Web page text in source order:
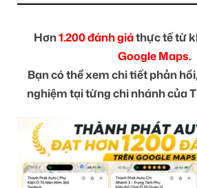
Hơn1.200 đánh giáthực tế từ
Google Maps.
Bạn có thể xem chi tiết phản
nghiệm tại từng chi nhánh của